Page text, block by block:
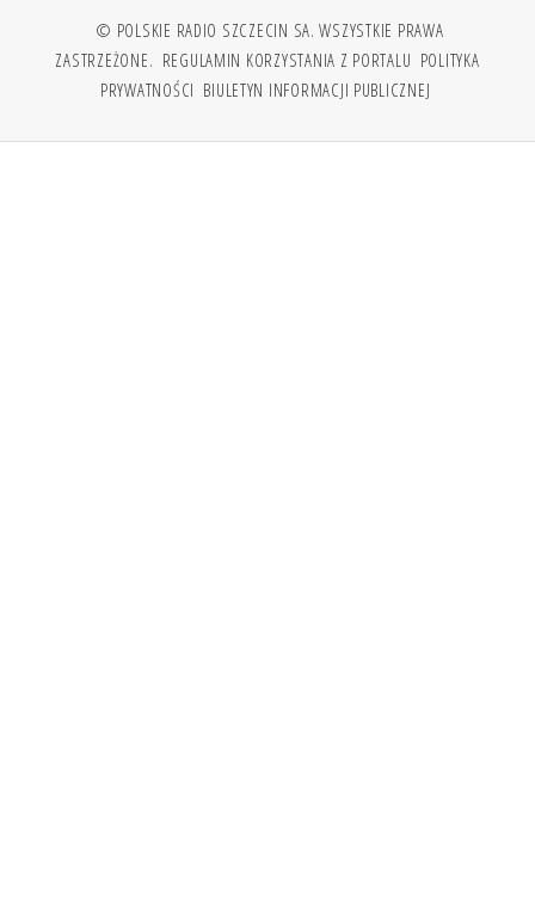
© POLSKIE RADIO SZCZECIN SA. WSZYSTKIE PRAWA
ZASTRZEŻONE. REGULAMIN KORZYSTANIA Z PORTALU POLITYKA
PRYWATNOŚCI BIULETYN INFORMACJI PUBLICZNEJ